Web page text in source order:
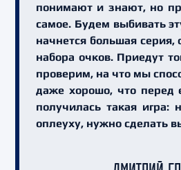
понимают и знают, но
самое. Будем выбивать
начнется большая
набора очков. Приедут
проверим, на что мы
даже хорошо, что перед
получилась такая игра:
оплеуху, нужно сделать